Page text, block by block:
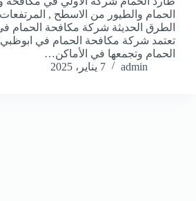
الحمام والطيور من الاسطح ,
الطرق الحديثة شركة مكافحة الحمام
تعتمد شركة مكافحة الحمام في
الحمام وتجمعها في الأماكن…
admin
7 يناير، 2025